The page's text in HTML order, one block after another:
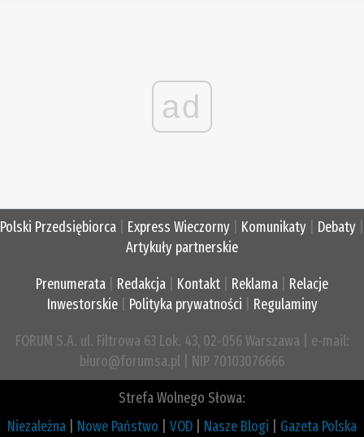
ad
Polski Przedsiębiorca Express Wieczorny Komunikaty Debaty
Artykuły partnerskie
Prenumerata Redakcja Kontakt Reklama
Relacje
Inwestorskie| Polityka prywatności Regulaminy
FORUM S.A. ul. Filtrowa 63 Lok. 43, 02-056 Warszawa | e-mail:
biuro@forumsa.pl | NIP 70103076666
Strefa Wolnego Słowa:
Niezależna
Nowe Państwo VOD Nasze Blogi Gazeta Polska